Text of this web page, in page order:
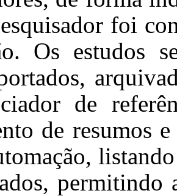
foi
Os estudos
de
de resumos
permitindo